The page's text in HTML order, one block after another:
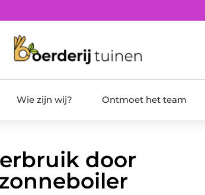
Wie zijn wij? Ontmoet het team
door